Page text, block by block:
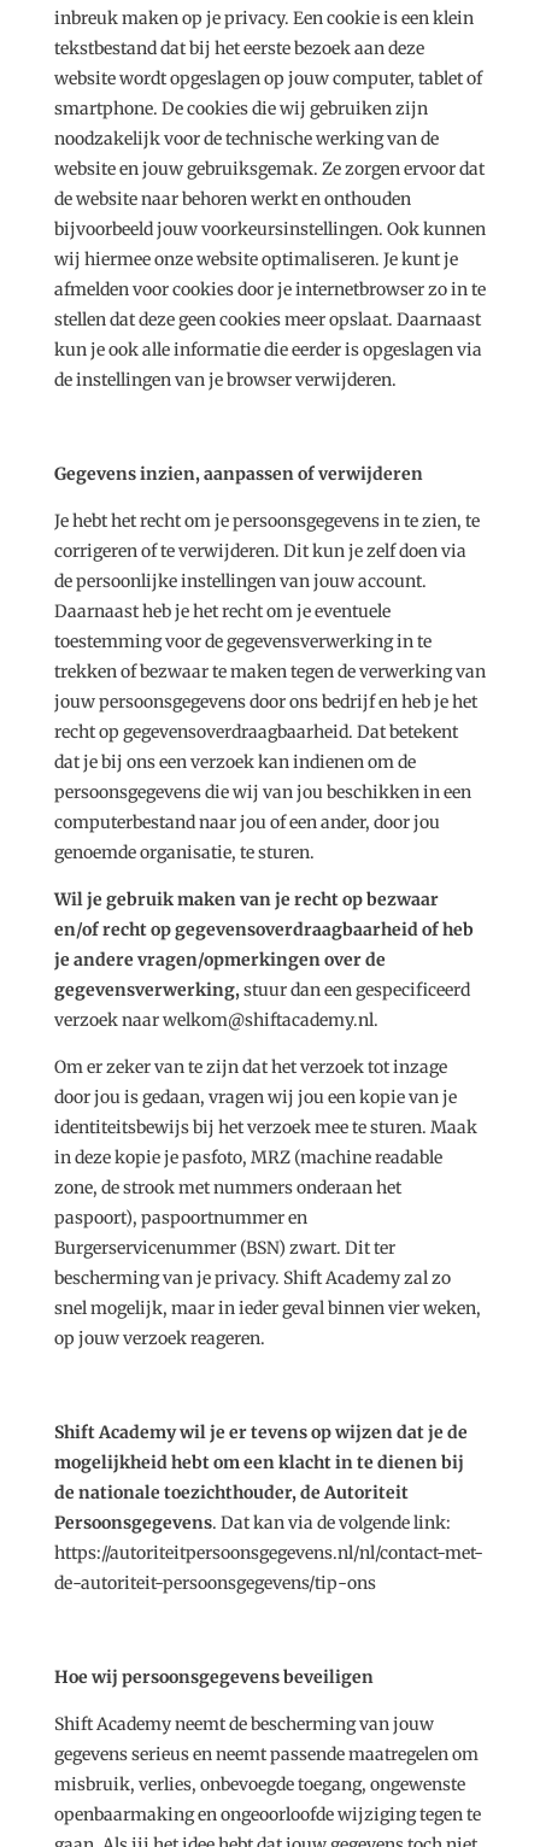
inbreuk maken op je privacy. Een cookie is een klein
tekstbestand dat bij het eerste bezoek aan deze
website wordt opgeslagen op jouw computer, tablet of
smartphone. De cookies die wij gebruiken zijn
noodzakelijk voor de technische werking van de
website en jouw gebruiksgemak. Ze zorgen ervoor dat
de website naar behoren werkt en onthouden
bijvoorbeeld jouw voorkeursinstellingen. Ook kunnen
wij hiermee onze website optimaliseren. Je kunt je
afmelden voor cookies door je internetbrowser zo in te
stellen dat deze geen cookies meer opslaat. Daarnaast
kun je ook alle informatie die eerder is opgeslagen via
de instellingen van je browser verwijderen.
Gegevens inzien, aanpassen of verwijderen
Je hebt het recht om je persoonsgegevens in te zien, te
corrigeren of te verwijderen. Dit kun je zelf doen via
de persoonlijke instellingen van jouw account.
Daarnaast heb je het recht om je eventuele
toestemming voor de gegevensverwerking in te
trekken of bezwaar te maken tegen de verwerking van
jouw persoonsgegevens door ons bedrijf en heb je het
recht op gegevensoverdraagbaarheid. Dat betekent
dat je bij ons een verzoek kan indienen om de
persoonsgegevens die wij van jou beschikken in een
computerbestand naar jou of een ander, door jou
genoemde organisatie, te sturen.
Wil je gebruik maken van je recht op bezwaar
en/of recht op gegevensoverdraagbaarheid of heb
je andere vragen/opmerkingen over de
gegevensverwerking,stuur dan een gespecificeerd
verzoek naar welkom@shiftacademy.nl.
Om er zeker van te zijn dat het verzoek tot inzage
door jou is gedaan, vragen wij jou een kopie van je
identiteitsbewijs bij het verzoek mee te sturen. Maak
in deze kopie je pasfoto, MRZ (machine readable
zone, de strook met nummers onderaan het
paspoort), paspoortnummer en
Burgerservicenummer (BSN) zwart. Dit ter
bescherming van je privacy. Shift Academy zal zo
snel mogelijk, maar in ieder geval binnen vier weken,
op jouw verzoek reageren.
Shift Academy wil je er tevens op wijzen dat je de
mogelijkheid hebt om een klacht in te dienen bij
de nationale toezichthouder, de Autoriteit
Persoonsgegevens. Dat kan via de volgende link:
https://autoriteitpersoonsgegevens.nl/nl/contact-met-
de-autoriteit-persoonsgegevens/tip-ons
Hoe wij persoonsgegevens beveiligen
Shift Academy neemt de bescherming van jouw
gegevens serieus en neemt passende maatregelen om
misbruik, verlies, onbevoegde toegang, ongewenste
openbaarmaking en ongeoorloofde wijziging tegen te